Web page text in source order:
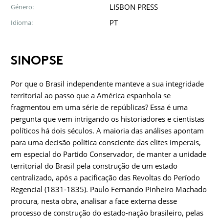
Género: LISBON PRESS
Idioma: PT
SINOPSE
Por que o Brasil independente manteve a sua integridade
territorial ao passo que a América espanhola se
fragmentou em uma série de repúblicas? Essa é uma
pergunta que vem intrigando os historiadores e cientistas
políticos há dois séculos. A maioria das análises apontam
para uma decisão política consciente das elites imperais,
em especial do Partido Conservador, de manter a unidade
territorial do Brasil pela construção de um estado
centralizado, após a pacificação das Revoltas do Período
Regencial (1831-1835). Paulo Fernando Pinheiro Machado
procura, nesta obra, analisar a face externa desse
processo de construção do estado-nação brasileiro, pelas